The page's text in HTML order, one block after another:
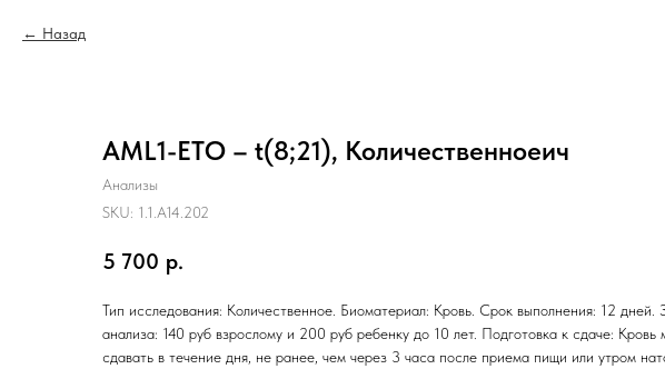
Назад
AML1-ETO – t(8;21), Количественноеич
Анализы
SKU: 1.1.A14.202
5 700 р.
Тип исследования: Количественное. Биоматериал: Кровь. Срок выполнения: 12 дней.
анализа: 140 руб взрослому и 200 руб ребенку до 10 лет. Подготовка к сдаче: Кровь
сдавать в течение дня, не ранее, чем через 3 часа после приема пищи или утром